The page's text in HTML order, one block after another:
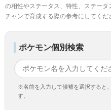
の相性やステータス、特性、ステー
チャンで育成する際の参考にしてくだ
ポケモン個別検索
※名前を入力して候補を選択すると
す。